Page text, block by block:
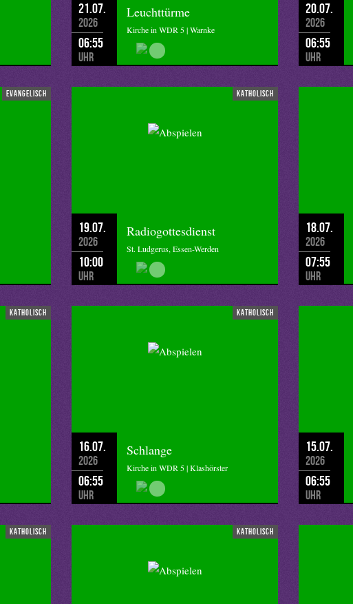
21.07.
2026
06:55
Uhr
Leuchttürme
Kirche in WDR 5 | Warnke
20.07.
2026
06:55
Uhr
evangelisch katholisch
19.07.
2026
10:00
Uhr
Radiogottesdienst
St. Ludgerus, Essen-Werden
18.07.
2026
07:55
Uhr
katholisch katholisch
16.07.
2026
06:55
Uhr
Schlange
Kirche in WDR 5 | Klashörster
15.07.
2026
06:55
Uhr
katholisch katholisch